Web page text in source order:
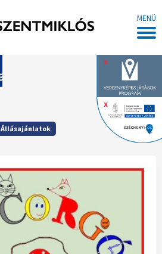
MENÜ
x
x
Állásajánlatok